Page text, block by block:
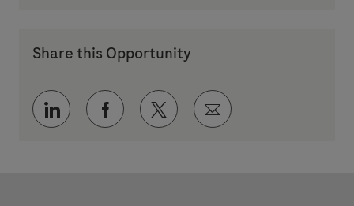
Share this Opportunity
Share via LinkedInShare via Facebook
Share via twitter
Share via email